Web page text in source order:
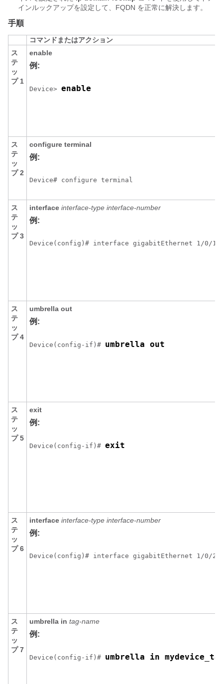
インルックアップを設定して、FQDN を正常に解決します。
手順
コマンドまたはアクション
ス
テ
ッ
プ 1
enable
例:
Device> enable
ス
テ
ッ
プ 2
configure terminal
例:
Device# configure terminal
ス
テ
ッ
プ 3
interface interface-type interface-number
例:
Device(config)# interface gigabitEthernet 1/0/1
ス
テ
ッ
プ 4
umbrella out
例:
Device(config-if)# umbrella out
ス
テ
ッ
プ 5
exit
例:
Device(config-if)# exit
ス
テ
ッ
プ 6
interface interface-type interface-number
例:
Device(config)# interface gigabitEthernet 1/0/2
ス
テ
ッ
プ 7
umbrella in tag-name
例:
Device(config-if)# umbrella in